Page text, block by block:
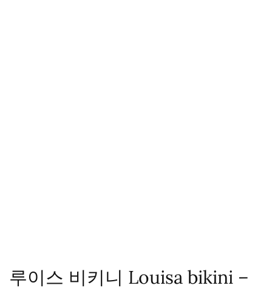
루이스 비키니 Louisa bikini –